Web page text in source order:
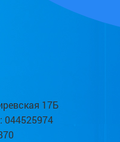
17Б
044525974